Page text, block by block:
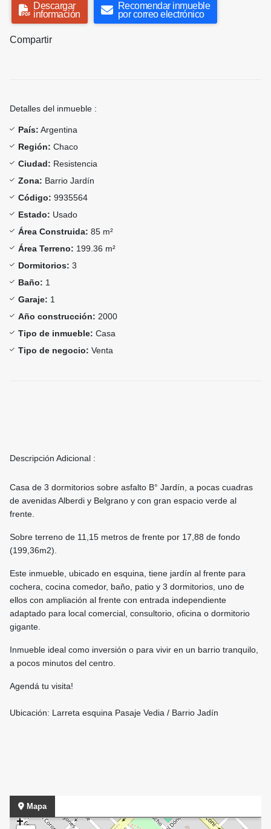
Descargar
información
Recomendar inmueble
por correo electrónico
Compartir
Detalles del inmueble :
País: Argentina
Región: Chaco
Ciudad: Resistencia
Zona: Barrio Jardín
Código: 9935564
Estado: Usado
Área Construida: 85 m²
Área Terreno: 199.36 m²
Dormitorios: 3
Baño: 1
Garaje: 1
Año construcción: 2000
Tipo de inmueble: Casa
Tipo de negocio: Venta
Descripción Adicional :
Casa de 3 dormitorios sobre asfalto B° Jardín, a pocas cuadras
de avenidas Alberdi y Belgrano y con gran espacio verde al
frente.
Sobre terreno de 11,15 metros de frente por 17,88 de fondo
(199,36m2).
Este inmueble, ubicado en esquina, tiene jardín al frente para
cochera, cocina comedor, baño, patio y 3 dormitorios, uno de
ellos con ampliación al frente con entrada independiente
adaptado para local comercial, consultorio, oficina o dormitorio
gigante.
Inmueble ideal como inversión o para vivir en un barrio tranquilo,
a pocos minutos del centro.
Agendá tu visita!
Ubicación: Larreta esquina Pasaje Vedia / Barrio Jadín
Mapa